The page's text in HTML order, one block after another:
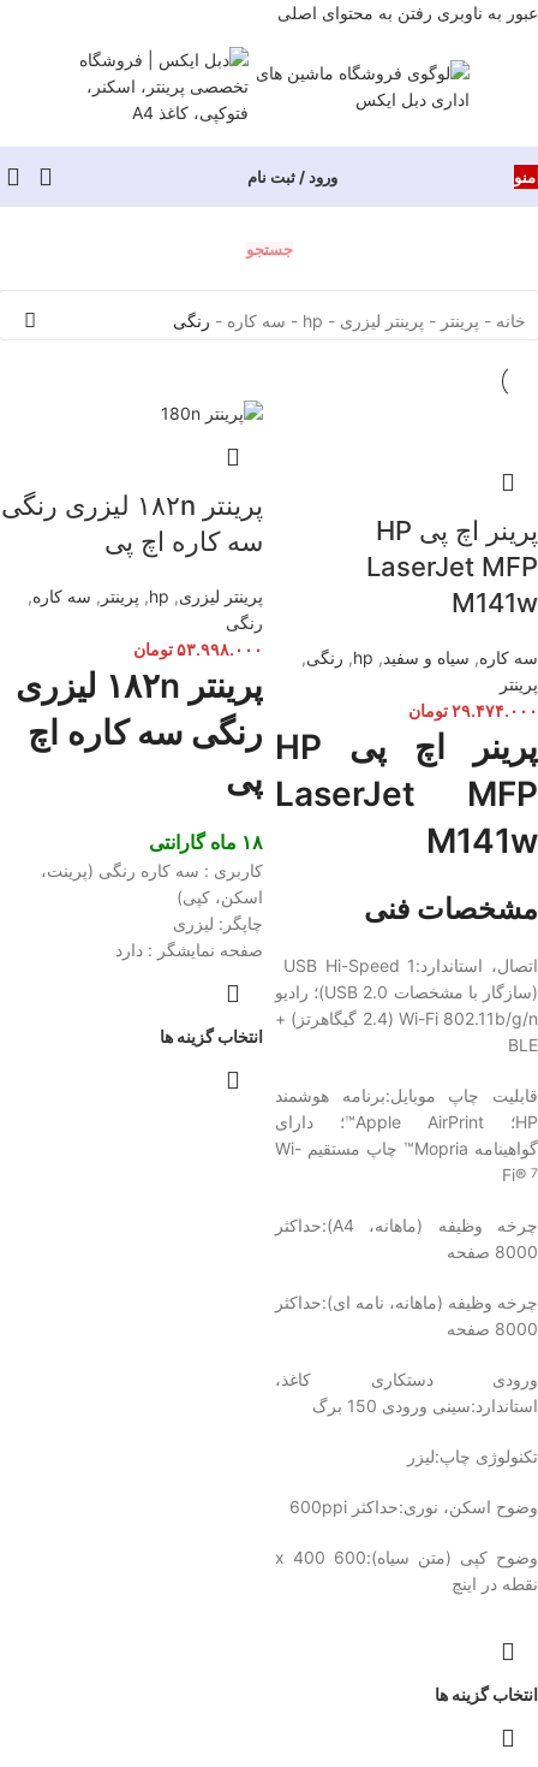
عبور به ناوبری رفتن به محتوای اصلی
منو ورود / ثبت نام
جستجو
خانه - پرینتر - پرینتر لیزری -
hp
- سه کاره - رنگی
پرینر اچ پی HP
LaserJet MFP
M141w
سه کاره, سیاه و سفید,
hp
, رنگی,
پرینتر
۲۹.۴۷۴.۰۰۰تومان
پرینر اچ پی HP
LaserJet MFP
M141w
مشخصات فنی
(سازگار با مشخصات USB 2.0)؛ رادیو
Wi-Fi 802.11b/g/n (2.4 گیگاهرتز) +
BLE
قابلیت چاپ موبایل:برنامه هوشمند
HP؛ Apple AirPrint™؛ دارای
گواهینامه Mopria™
چاپ
مستقیم Wi-
Fi® 7
چرخه وظیفه (ماهانه، A4):حداکثر
8000 صفحه
چرخه وظیفه (ماهانه، نامه ای):حداکثر
8000 صفحه
ورودی دستکاری کاغذ،
استاندارد:سینی ورودی 150 برگ
تکنولوژی چاپ:لیزر
وضوح اسکن، نوری:حداکثر 600ppi
وضوح کپی (متن سیاه):
600 x 400
نقطه در اینچ
انتخاب گزینه ها
پرینتر ۱۸۲n لیزری رنگی
سه کاره اچ پی
پرینتر لیزری,
hp
, پرینتر , سه کاره,
رنگی
۵۳.۹۹۸.۰۰۰تومان
پرینتر ۱۸۲n لیزری
رنگی سه کاره اچ
پی
۱۸ ماه گارانتی
کاربری : سه کاره رنگی (پرینت،
اسکن، کپی)
چاپگر: لیزری
صفحه نمایشگر : دارد
انتخاب گزینه ها